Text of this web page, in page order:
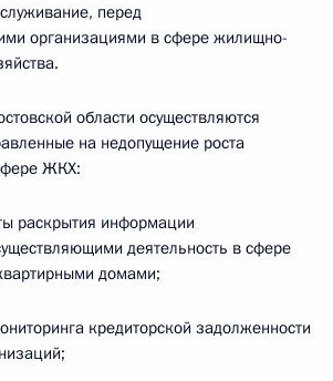
перед
организациями в сфере жилищно-
области осуществляются
на недопущение роста
ЖКХ:
раскрытия информации
деятельность в сфере
домами;
кредиторской задолженности